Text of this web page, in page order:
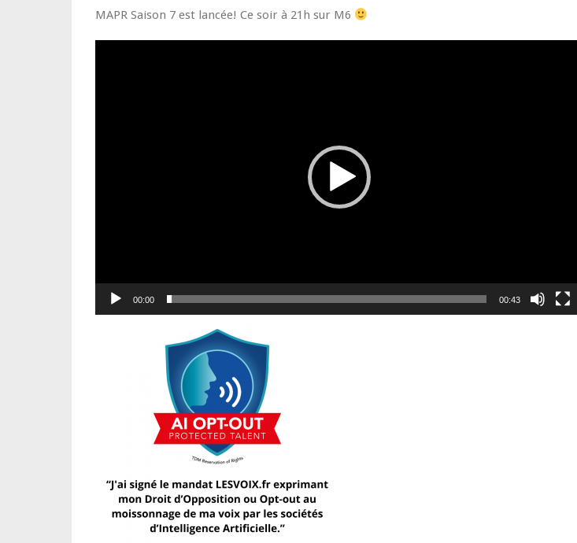
MAPR Saison 7 est lancée! Ce soir à 21h sur M6
00:00 00:43